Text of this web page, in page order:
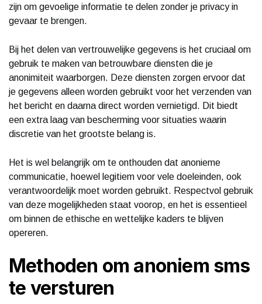
zijn om gevoelige informatie te delen zonder je privacy in
gevaar te brengen.
Bij het delen van vertrouwelijke gegevens is het cruciaal om
gebruik te maken van betrouwbare diensten die je
anonimiteit waarborgen. Deze diensten zorgen ervoor dat
je gegevens alleen worden gebruikt voor het verzenden van
het bericht en daarna direct worden vernietigd. Dit biedt
een extra laag van bescherming voor situaties waarin
discretie van het grootste belang is.
Het is wel belangrijk om te onthouden dat anonieme
communicatie, hoewel legitiem voor vele doeleinden, ook
verantwoordelijk moet worden gebruikt. Respectvol gebruik
van deze mogelijkheden staat voorop, en het is essentieel
om binnen de ethische en wettelijke kaders te blijven
opereren.
Methoden om anoniem sms
te versturen